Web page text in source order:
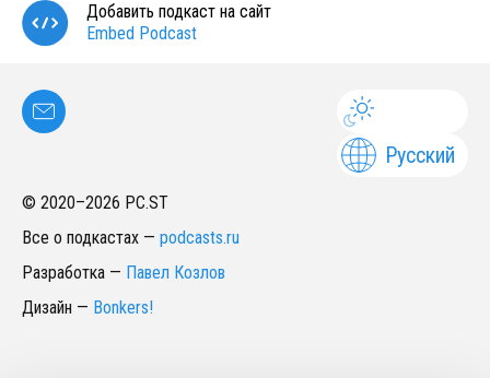
Добавить подкаст на сайт
Embed Podcast
Русский
© 2020–2026 PC.ST
Все о подкастах — podcasts.ru
Разработка — Павел Козлов
Дизайн — Bonkers!